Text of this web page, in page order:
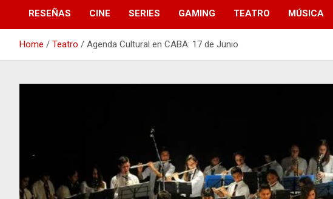
RESEÑAS CINE SERIES GAMING TEATRO MÚSICA
Home Teatro Agenda Cultural en CABA: 17 de Junio